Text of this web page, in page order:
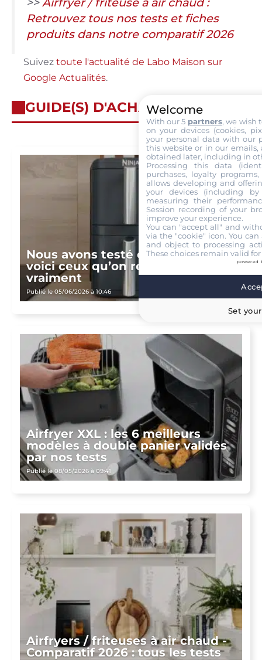
Retrouvez tous nos tests et fiches
produits dans notre comparatif 2026
Suivez toute l'actualité de Labo Maison sur
Google Actualités.
GUIDE(S) D'ACHAT
Nous avons testé ces airfryers :
voici ceux qu’on recommande
vraiment
Publié le 05/06/2026 à 10:46
Airfryer XXL : les 6 meilleurs
modèles à double panier validés
par nos tests
Publié le 08/05/2026 à 09:41
Airfryers / friteuses à air chaud -
Comparatif 2026 : tous les tests
Welcome
With our 5 partners, we wish
on your devices (cookies,
your personal data with our
this website or in our emails,
obtained later, including in
Processing this data
purchases, loyalty
allows developing and
your devices (including
measuring their
Session recording of your
improve your experience.
You can "accept all" and
via the "cookie" icon. You
and object to processing
These choices remain valid
powered
Set